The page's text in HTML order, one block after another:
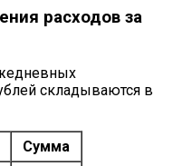
расходов за
складываются в
Сумма